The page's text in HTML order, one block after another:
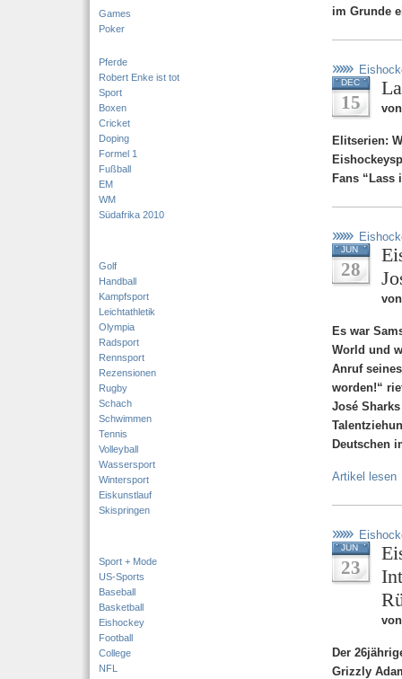
Games
Poker
Pferde
Robert Enke ist tot
Sport
Boxen
Cricket
Doping
Formel 1
Fußball
EM
WM
Südafrika 2010
Golf
Handball
Kampfsport
Leichtathletik
Olympia
Radsport
Rennsport
Rezensionen
Rugby
Schach
Schwimmen
Tennis
Volleyball
Wassersport
Wintersport
Eiskunstlauf
Skispringen
Sport + Mode
US-Sports
Baseball
Basketball
Eishockey
Football
College
NFL
im Grunde
DEC
15
Elitserien:
Fans
JUN
28
Es war
World und
Anruf
worden!“
José
Deutschen
Artikel lesen
JUN
23
Der
Grizzly